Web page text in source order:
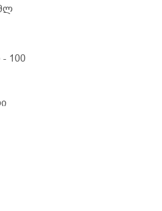
- 100